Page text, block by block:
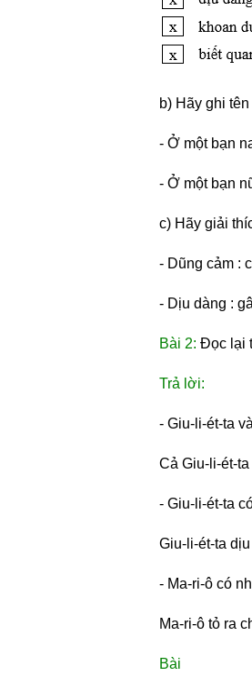
b) Hãy ghi
- Ở một bạn
- Ở một bạn
c) Hãy giải
- Dũng cảm :
- Dịu dàng :
Bài 2: Đọc lại
Trả lời:
- Giu-li-ét-ta
Cả Giu-li-ét-
- Giu-li-ét-ta
Giu-li-ét-ta
- Ma-ri-ô có
Ma-ri-ô tỏ ra